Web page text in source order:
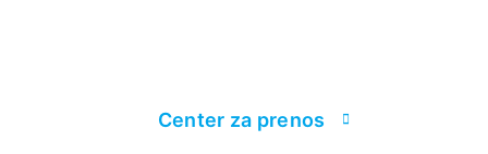
Center za prenos